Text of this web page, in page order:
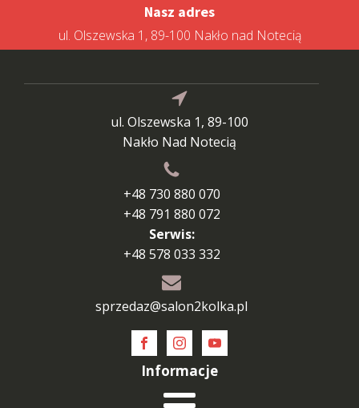
Nasz adres
ul. Olszewska 1, 89-100 Nakło nad Notecią
ul. Olszewska 1, 89-100
Nakło Nad Notecią
+48 730 880 070
+48 791 880 072
Serwis:
+48 578 033 332
sprzedaz@salon2kolka.pl
Informacje